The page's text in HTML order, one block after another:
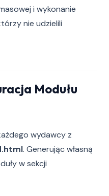
i wykonanie
nie udzielili
Modułu
wydawcy z
. Generując własną
w sekcji